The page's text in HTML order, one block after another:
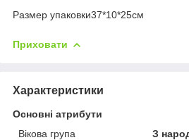
Размер упаковки37*10*25см
Приховати
Характеристики
Основні атрибути
Вікова група
З